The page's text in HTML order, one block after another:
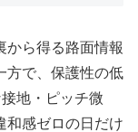
から得る路面情報
方で、保護性の低
地・ピッチ微
和感ゼロの日だけ